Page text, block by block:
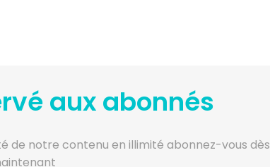
aux abonnés
de notre contenu en illimité abonnez-vous dès